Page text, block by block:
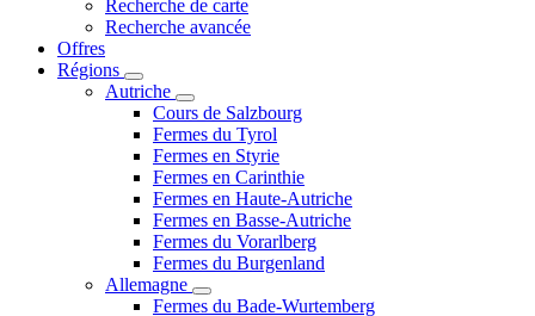
Recherche de carte
Recherche avancée
Offres
Régions
Autriche
Cours de Salzbourg
Fermes du Tyrol
Fermes en Styrie
Fermes en Carinthie
Fermes en Haute-Autriche
Fermes en Basse-Autriche
Fermes du Vorarlberg
Fermes du Burgenland
Allemagne
Fermes du Bade-Wurtemberg